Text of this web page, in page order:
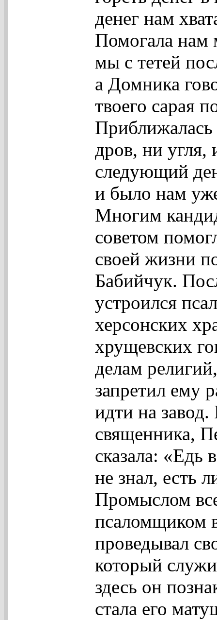
денег нам
Помогала нам
мы с тетей
а Домника
твоего сарая
дров, ни угля,
следующий
и было нам
Многим
советом
своей жизни
Бабийчук.
устроился
херсонских
хрущевских
делам
запретил ему
идти на завод.
священника,
сказала: «Едь
не знал, есть
Промыслом
псаломщиком
проведывал
который
здесь он
стала его